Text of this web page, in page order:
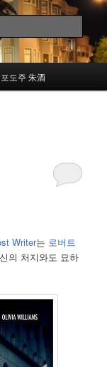
도주 朱酒
Writer는 로버트
의 처지와도 묘하